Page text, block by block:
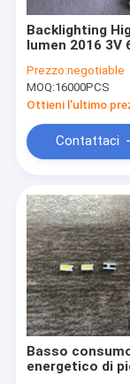
Backlighting High
lumen 2016 3V 60MA
PCT SMD LED CHIP
Phone Flash
Prezzo:negotiable
MOQ:16000PCS
Ottieni l'ultimo
Contattaci
Basso
energetico di